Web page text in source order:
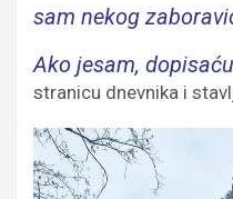
sam nekog
Ako jesam,
stranicu dnevnika i